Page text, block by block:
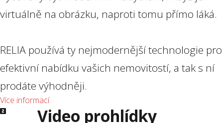
virtuálně na obrázku, naproti tomu přímo láká.
RELIA používá ty nejmodernější technologie pro
efektivní nabídku vašich nemovitostí, a tak s ní
prodáte výhodněji.
Více informací
Video prohlídky